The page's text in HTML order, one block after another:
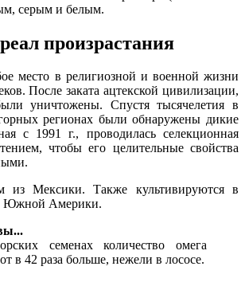
серым и белым.
произрастания
место в религиозной и военной жизни
После заката ацтекской цивилизации,
уничтожены. Спустя тысячелетия в
регионах были обнаружены дикие
с 1991 г., проводилась селекционная
чтобы его целительные свойства
из Мексики. Также культивируются в
Южной Америки.
семенах количество омега
в 42 раза больше, нежели в лососе.